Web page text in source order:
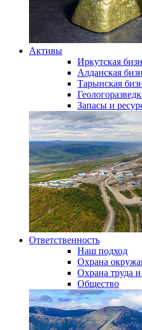
Активы
Иркутская
Алданская
Тарынская
Запасы и
Ответственность
Наш подход
Охрана
Охрана труда
Общество